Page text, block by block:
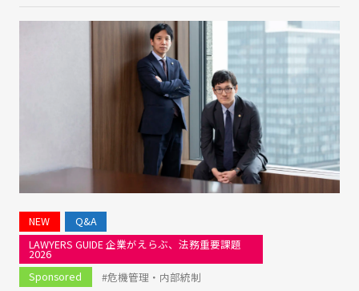
NEW
Q&A
LAWYERS GUIDE 企業がえらぶ、法務重要課題
2026
Sponsored
#危機管理・内部統制